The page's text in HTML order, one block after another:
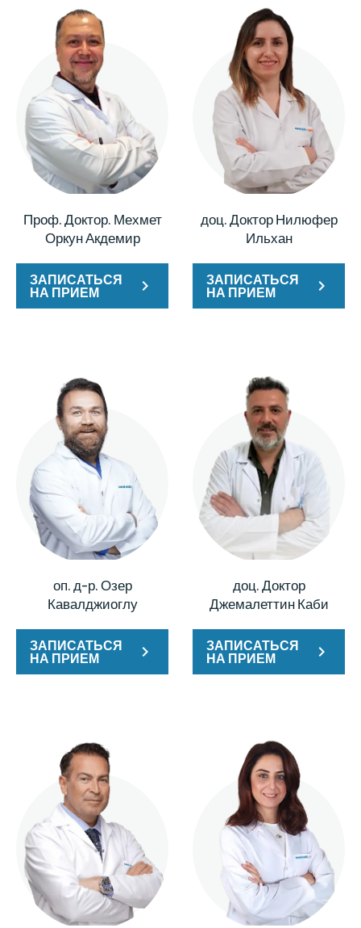
Проф. Доктор. Мехмет
Оркун Акдемир
ЗАПИСАТЬСЯ
НА ПРИЕМ
доц. Доктор Нилюфер
Ильхан
ЗАПИСАТЬСЯ
НА ПРИЕМ
оп. д-р. Озер
Кавалджиоглу
ЗАПИСАТЬСЯ
НА ПРИЕМ
доц. Доктор
Джемалеттин Каби
ЗАПИСАТЬСЯ
НА ПРИЕМ